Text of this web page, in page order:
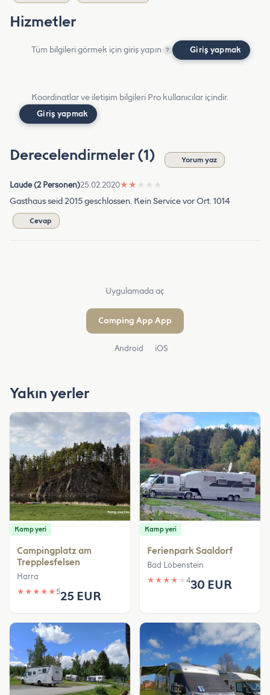
Hizmetler
Tüm bilgileri görmek için giriş yapın ? Giriş yapmak
Koordinatlar ve iletişim bilgileri Pro kullanıcılar içindir.
Giriş yapmak
Derecelendirmeler (1) Yorum yaz
Laude (2 Personen)25.02.2020★ ★ ★ ★ ★
Gasthaus seid 2015 geschlossen. Kein Service vor Ort. 1014
Cevap
Uygulamada aç
Camping App App
Android iOS
Yakın yerler
Kamp yeri
Campingplatz am
Trepplesfelsen
Harra
★ ★ ★ ★ ★525 EUR
Kamp yeri
Ferienpark Saaldorf
Bad Lobenstein
★ ★ ★ ★ ★ 430 EUR